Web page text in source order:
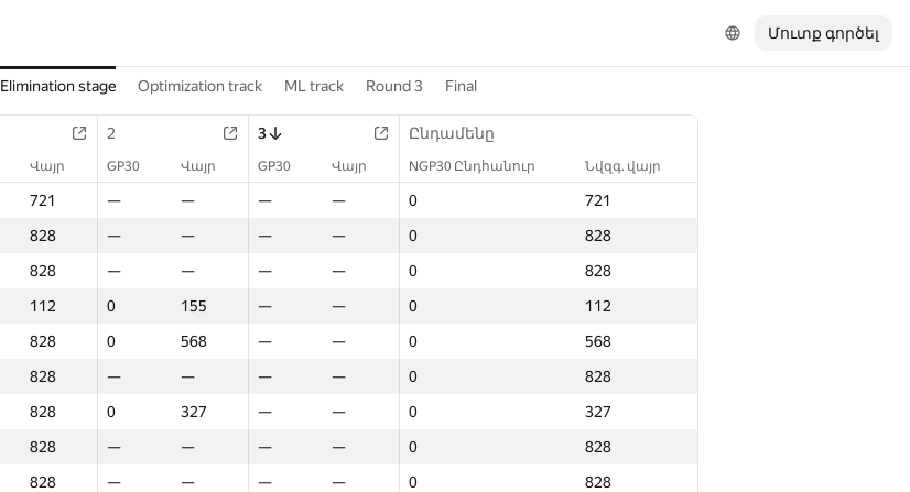
Մուտք գործել
Elimination stage Optimization track ML track Round 3 Final
2 3 Ընդամենը
Վայր GP30 Վայր GP30 Վայր NGP30 Ընդհանուր Նվզգ. վայր
721 — — — — 0
721
828 — — — — 0
828
828 — — — — 0
828
112 0 155 — — 0
112
828 0 568 — — 0
568
828 — — — — 0
828
828 0 327 — — 0
327
828 — — — — 0
828
828 — — — — 0
828